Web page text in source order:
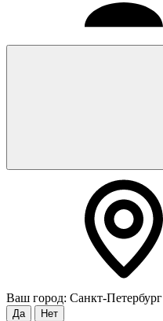
Ваш город: Санкт-Петербург
Да Нет